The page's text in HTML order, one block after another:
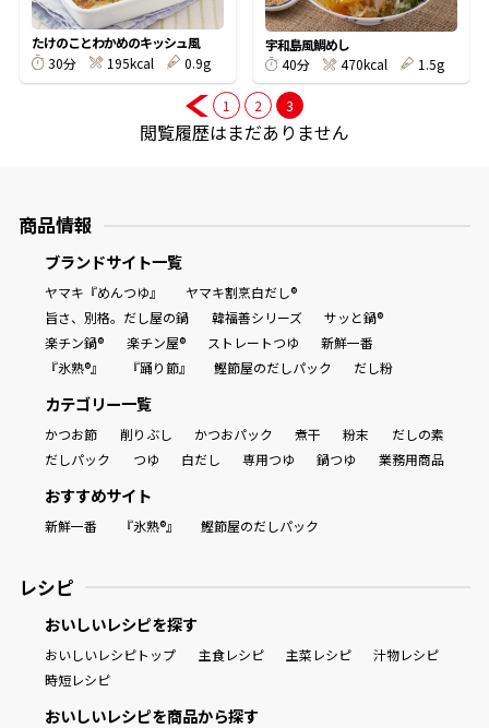
楽チン屋® ストレートつゆ
めんつゆレシピ
割烹白だしレシピ
割烹白だしレシピ特集
だし巻き卵特集
かつおだしが決め手！簡単茶碗蒸し
たけのことわかめのキッシュ風
30分
195kcal 0.9g
宇和島風鯛めし
40分
470kcal 1.5g
1 2 3
閲覧履歴はまだありません
商品情報
ブランドサイト一覧
ヤマキ『めんつゆ』
ヤマキ割烹白だし®
旨さ、別格。だし屋の鍋
韓福善シリーズ
サッと鍋®
楽チン鍋®
楽チン屋® ストレートつゆ
新鮮一番
『氷熟®』
『踊り節』 鰹節屋のだしパック だし粉
カテゴリー一覧
かつお節 削りぶし かつおパック 煮干 粉末
だしの素
だしパック
つゆ 白だし 専用つゆ 鍋つゆ 業務用商品
おすすめサイト
新鮮一番 『氷熟®』 鰹節屋のだしパック
レシピ
おいしいレシピを探す
おいしいレシピトップ 主食レシピ 主菜レシピ
汁物レシピ
時短レシピ
おいしいレシピを商品から探す